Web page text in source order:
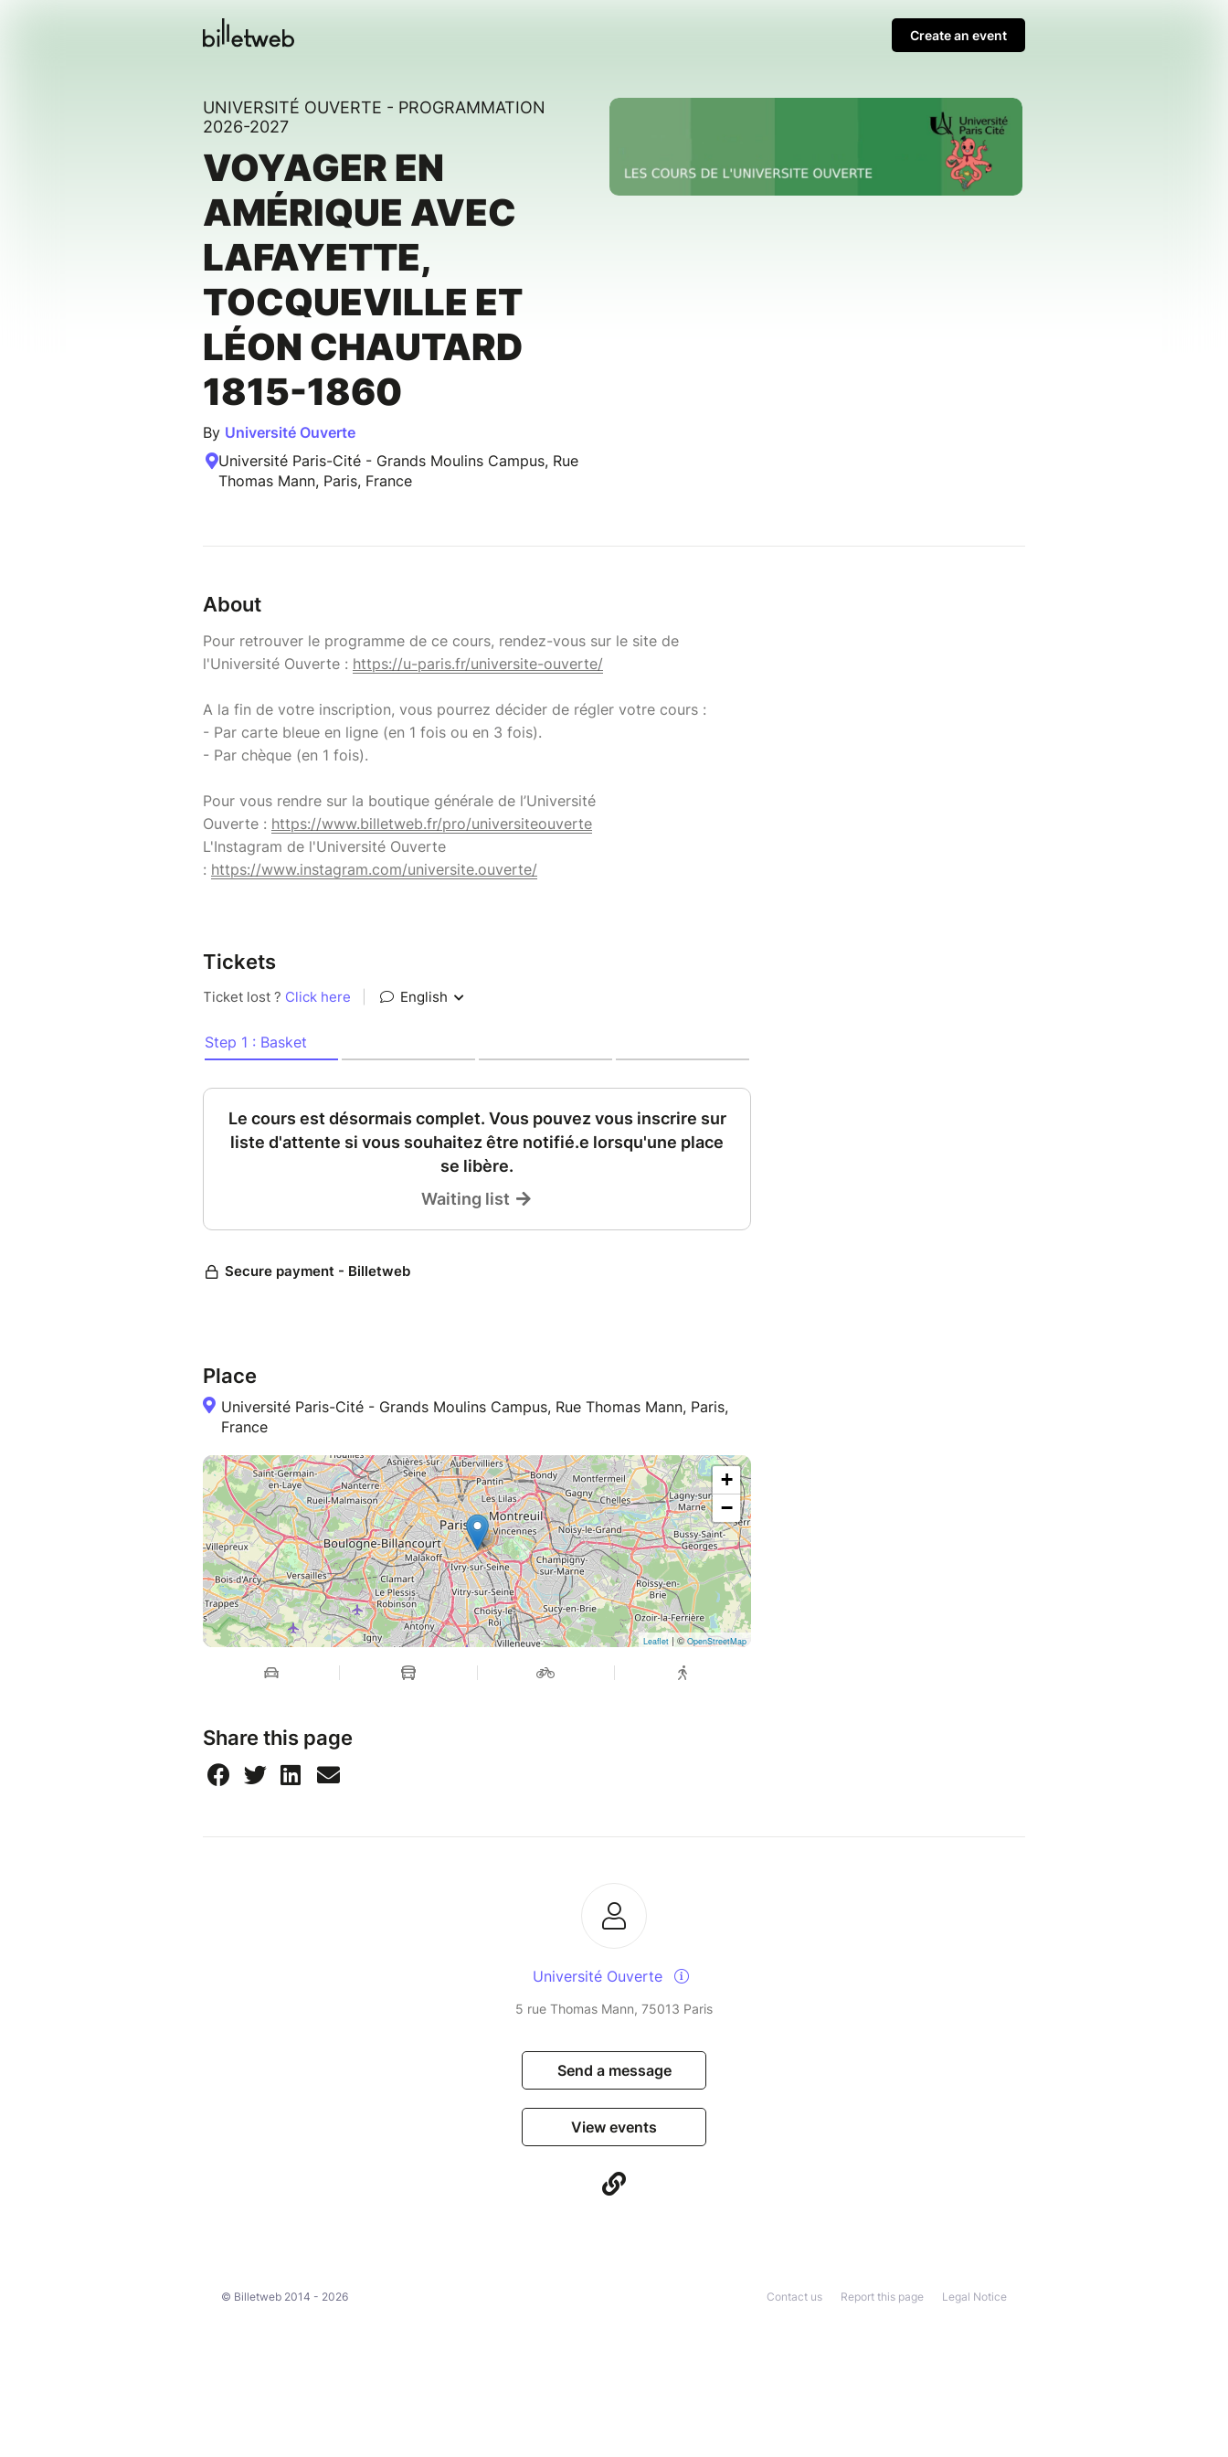
Create an event
UNIVERSITÉ OUVERTE - PROGRAMMATION
2026-2027
VOYAGER EN
AMÉRIQUE AVEC
LAFAYETTE,
TOCQUEVILLE ET
LÉON CHAUTARD
1815-1860
By Université Ouverte
Université Paris-Cité - Grands Moulins Campus, Rue
Thomas Mann, Paris, France
About
Pour retrouver le programme de ce cours, rendez-vous sur le site de
l'Université Ouverte : https://u-paris.fr/universite-ouverte/
A la fin de votre inscription, vous pourrez décider de régler votre cours :
- Par carte bleue en ligne (en 1 fois ou en 3 fois).
- Par chèque (en 1 fois).
Pour vous rendre sur la boutique générale de l’Université
Ouverte : https://www.billetweb.fr/pro/universiteouverte
L'Instagram de l'Université Ouverte
: https://www.instagram.com/universite.ouverte/
Tickets
Place
Université Paris-Cité - Grands Moulins Campus, Rue Thomas Mann, Paris,
France
+
−
Leaflet | ©OpenStreetMap
Share this page
Université Ouverte
5 rue Thomas Mann, 75013 Paris
Send a message
View events
© Billetweb 2014 - 2026 Legal Notice
Report this page
Contact us